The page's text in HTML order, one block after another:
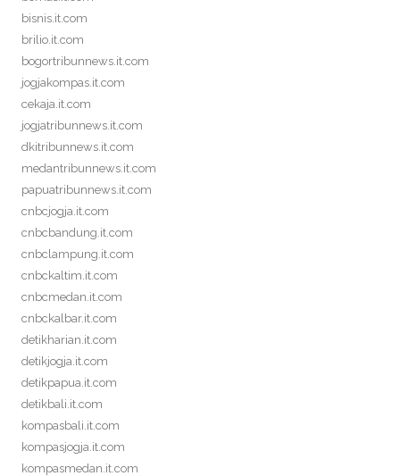
bisnis.it.com
brilio.it.com
bogortribunnews.it.com
jogjakompas.it.com
cekaja.it.com
jogjatribunnews.it.com
dkitribunnews.it.com
medantribunnews.it.com
papuatribunnews.it.com
cnbcjogja.it.com
cnbcbandung.it.com
cnbclampung.it.com
cnbckaltim.it.com
cnbcmedan.it.com
cnbckalbar.it.com
detikharian.it.com
detikjogja.it.com
detikpapua.it.com
detikbali.it.com
kompasbali.it.com
kompasjogja.it.com
kompasmedan.it.com